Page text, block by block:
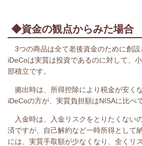
◆資金の観点からみた場合
3つの商品は全て老後資金のために創
iDeCoは実質は投資であるのに対して、
部積立です。
拠出時は、所得控除により税金が安く
iDeCoの方が、実質負担額はNISAに比べ
入金時は、入金リスクをとりたくない
済ですが、自己解約など一時所得として
には、実質手取額が少なくなり、全くリ